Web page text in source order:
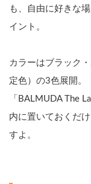
も、自由に好きな
イント。
カラーはブラック
定色）の3色展開。
「 BALMUDA The
内に置いておくだけ
すよ。